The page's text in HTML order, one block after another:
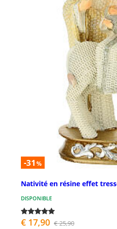
-31 %
Nativité en résine effet
DISPONIBLE
€ 17,90 € 25,90